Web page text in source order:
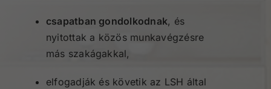
csapatban gondolkodnak, és
nyitottak a közös munkavégzésre
más szakágakkal,
elfogadják és követik az LSH által